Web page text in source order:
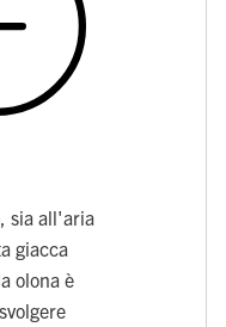
sia all'aria
giacca
olona è